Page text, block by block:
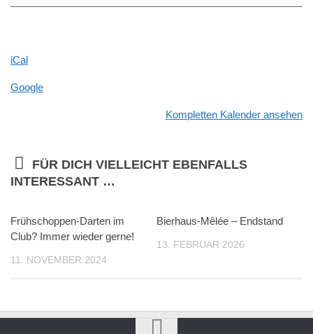
"Was
Darten"
DC180
iCal
Google
Kompletten Kalender ansehen
FÜR DICH VIELLEICHT EBENFALLS
INTERESSANT …
Frühschoppen-Darten im
Club? Immer wieder gerne!
11. NOVEMBER 2024
Bierhaus-Mêlée – Endstand
13. FEBRUAR 2026